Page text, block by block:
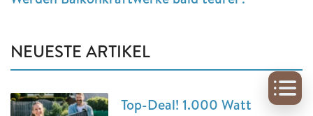
NEUESTE ARTIKEL
Top-Deal! 1.000 Watt